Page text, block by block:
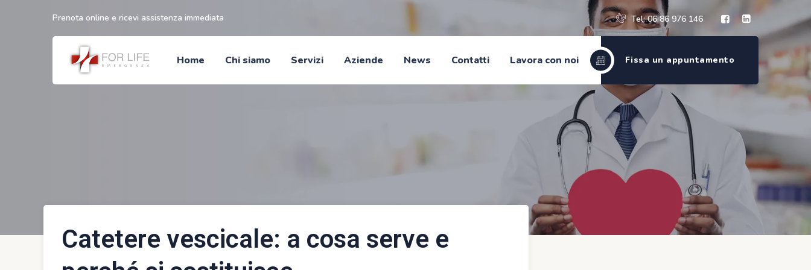
Prenota online e ricevi assistenza immediata Tel: 06 86 976 146
Home Chi siamo Servizi Aziende News Contatti Lavora con noi Fissa un appuntamento
Catetere vescicale: a cosa serve e